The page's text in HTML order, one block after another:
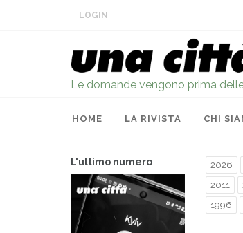
LOGIN
Le domande vengono prima
HOME LA RIVISTA CHI
L'ultimo numero 2026
2011
1996